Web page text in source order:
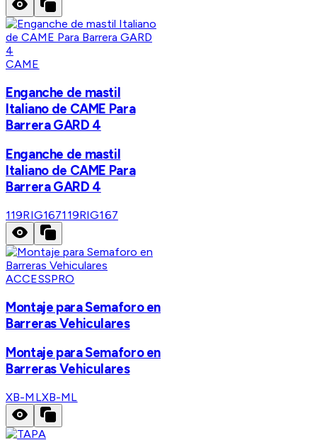
CAME
Enganche de mastil
Italiano de CAME Para
Barrera GARD 4
Enganche de mastil
Italiano de CAME Para
Barrera GARD 4
119RIG167119RIG167
ACCESSPRO
Montaje para Semaforo en
Barreras Vehiculares
Montaje para Semaforo en
Barreras Vehiculares
XB-MLXB-ML